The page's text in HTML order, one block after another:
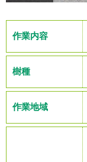
作業内容
樹種
作業地域